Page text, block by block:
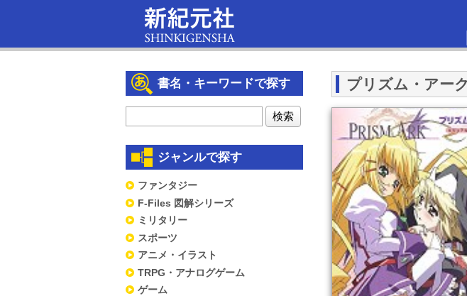
プリズム・アー
書名・キーワードで探す
ジャンルで探す
ファンタジー
F-Files 図解シリーズ
ミリタリー
スポーツ
アニメ・イラスト
TRPG・アナログゲーム
ゲーム